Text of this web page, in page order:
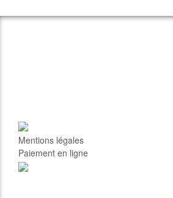
Mentions légales
Paiement en ligne